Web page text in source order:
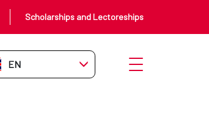
Scholarships and Lectoreships
EN-GB Open menu